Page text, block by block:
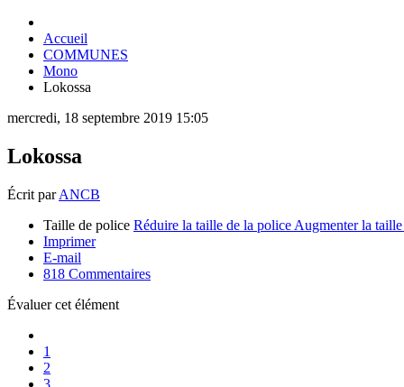
Accueil
COMMUNES
Mono
Lokossa
mercredi, 18 septembre 2019 15:05
Lokossa
Écrit parANCB
Taille de police Réduire la taille de la police Augmenter la
Imprimer
E-mail
818 Commentaires
Évaluer cet élément
1
2
3